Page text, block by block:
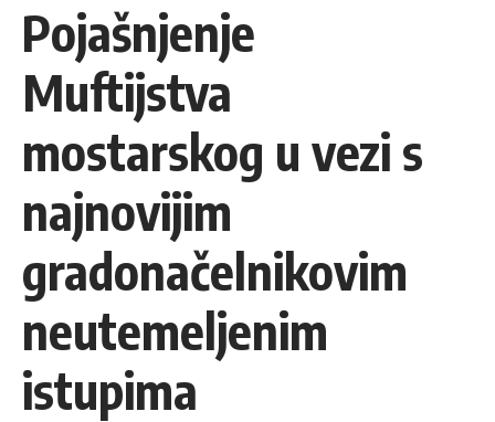
Pojašnjenje
Muftijstva
mostarskog u vezi s
najnovijim
gradonačelnikovim
neutemeljenim
istupima